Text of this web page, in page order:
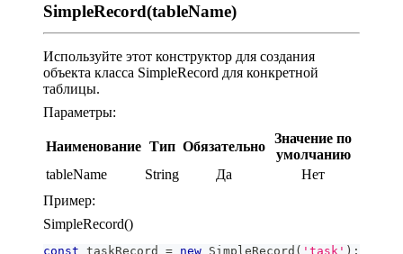
SimpleRecord(tableName)
Используйте этот конструктор для создания
объекта класса SimpleRecord для конкретной
таблицы.
Параметры:
Наименование Тип Обязательно
Значение по
умолчанию
tableName
String Да
Нет
Пример:
SimpleRecord()
const taskRecord = new SimpleRecord ( 'task' ) ;